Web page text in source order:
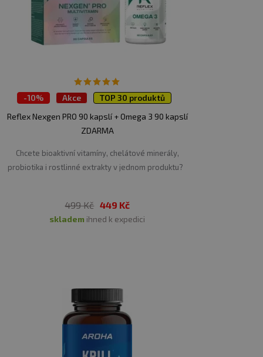
-10% Akce
TOP 30 produktů
Reflex Nexgen PRO 90 kapslí + Omega 3 90 kapslí
ZDARMA
Chcete bioaktivní vitamíny, chelátové minerály,
probiotika i rostlinné extrakty v jednom produktu?
499 Kč 449 Kč
skladem ihned k expedici